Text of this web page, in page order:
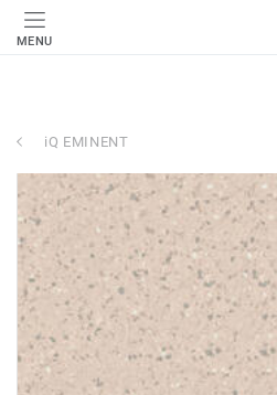
MENU
iQ EMINENT